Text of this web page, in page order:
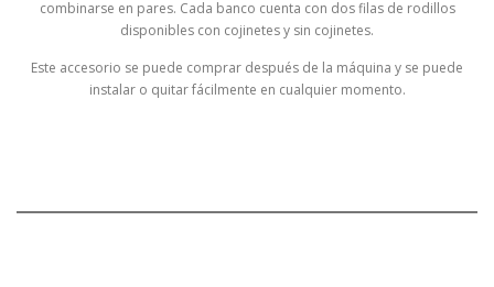
combinarse en pares. Cada banco cuenta con dos filas de rodillos
disponibles con cojinetes y sin cojinetes.
Este accesorio se puede comprar después de la máquina y se puede
instalar o quitar fácilmente en cualquier momento.